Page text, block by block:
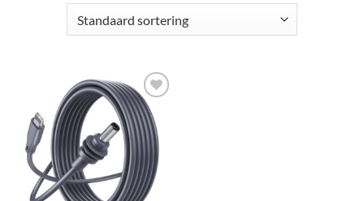
Toevoegen
aan
wenslijst